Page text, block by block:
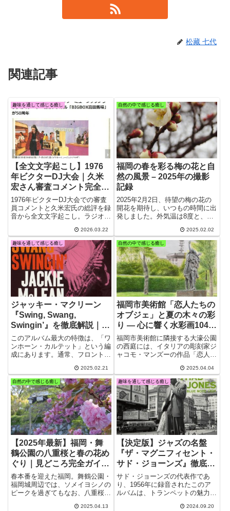
松藏 七代
関連記事
趣味を通して感じる癒し
【全文文字起こし】1976
年ビクターDJ大会｜久米
宏さん審査コメント完全版
と昭和ラジオ文化の記録
1976年ビクターDJ大会での審査
員コメントと久米宏氏の総評を録
音から全文文字起こし。ラジオ表
力」を具体的に知ることができる
貴重な記録。
2026.03.22
自然の中で感じる癒し
福岡の春を彩る梅の花と自
然の風景 – 2025年の撮影
記録
2025年2月2日、待望の梅の花の
開花を期待し、いつもの時間に出
発しました。外気温は8度と、少
下、霧雨が降る中での撮影となり
ました。カメラを守りながら、先
週と同じコースで多聞櫓を経由
し、福岡城二の丸梅園へと向かい
ました。
2025.02.02
趣味を通して感じる癒し
ジャッキー・マクリーン
『Swing, Swang,
Swingin’』を徹底解説｜名
盤の魅力・収録曲・時代背
景
このアルバム最大の特徴は、「ワ
ンホーン・カルテット」という編
成にあります。通常、フロント楽
本作ではマクリーンのアルト・サ
ックスが唯一の管楽器としてフィ
ーチャーされており、彼の個性が
存分に発揮されています。
2025.02.21
自然の中で感じる癒し
福岡市美術館「恋人たちの
オブジェ」と夏の木々の彩
り — 心に響く水彩画104作
目
福岡市美術館に隣接する大濠公園
の西庭には、イタリアの彫刻家ジ
ャコモ・マンズーの作品「恋人た
います。この作品は訪れる人々の
心を和ませ、深い感動を与える優
雅な佇まいが魅力です。今回の水
彩画104作目では、夏の青々とし
た木々・・・
2025.04.04
自然の中で感じる癒し
【2025年最新】福岡・舞
鶴公園の八重桜と春の花め
ぐり｜見どころ完全ガイド
【つつじ・チューリップ・
潮見櫓】
春本番を迎えた福岡。舞鶴公園・
福岡城周辺では、ソメイヨシノの
ピークを過ぎてもなお、八重桜や
彩る花々が次々と咲き誇り、訪れ
2025.04.13
趣味を通して感じる癒し
【決定版】ジャズの名盤
『ザ・マグニフィセント・
サド・ジョーンズ』徹底紹
介｜サド・ジョーンズの魅
力と歴史的背景
サド・ジョーンズの代表作であ
り、1956年に録音されたこのア
ルバムは、トランペットの魅力を
す。本作は、モダンジャズの巨匠
2024.09.20